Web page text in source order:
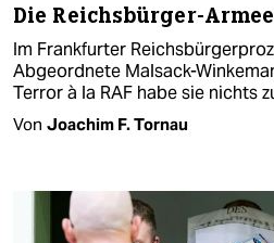
Die Reichsbürger-
Im Frankfurter
Abgeordnete Malsack-
Terror à la RAF habe sie nichts
Von Joachim F. Tornau